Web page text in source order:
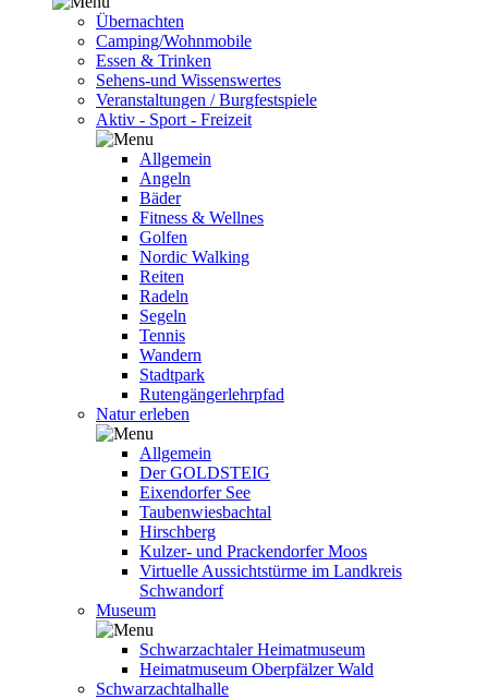
Übernachten
Camping/Wohnmobile
Essen & Trinken
Sehens-und Wissenswertes
Veranstaltungen / Burgfestspiele
Aktiv - Sport - Freizeit
Allgemein
Angeln
Bäder
Fitness & Wellnes
Golfen
Nordic Walking
Reiten
Radeln
Segeln
Tennis
Wandern
Stadtpark
Rutengängerlehrpfad
Natur erleben
Allgemein
Der GOLDSTEIG
Eixendorfer See
Taubenwiesbachtal
Hirschberg
Kulzer- und Prackendorfer Moos
Virtuelle Aussichtstürme im Landkreis
Schwandorf
Museum
Schwarzachtaler Heimatmuseum
Heimatmuseum Oberpfälzer Wald
Schwarzachtalhalle